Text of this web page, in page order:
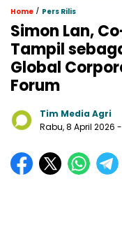
Home / Pers Rilis
Simon Lan,
Tampil
Global
Forum
Tim Media Agri
Rabu, 8 April 2026 -